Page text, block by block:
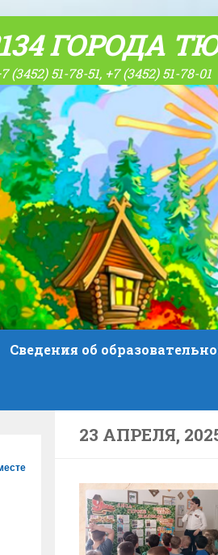
ГОРОДА
51-78-51, +7 (3452) 51-78-01
Сведения об
23 АПРЕЛЯ,